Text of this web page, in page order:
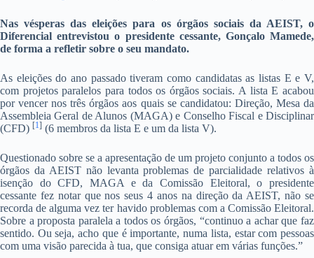
Nas vésperas das eleições para os órgãos sociais da AEIST, o
Diferencial entrevistou o presidente cessante, Gonçalo Mamede,
de forma a refletir sobre o seu mandato.
As eleições do ano passado tiveram como candidatas as listas E e V,
com projetos paralelos para todos os órgãos sociais. A lista E acabou
por vencer nos três órgãos aos quais se candidatou: Direção, Mesa da
Assembleia Geral de Alunos (MAGA) e Conselho Fiscal e Disciplinar
(CFD) [1] (6 membros da lista E e um da lista V).
Questionado sobre se a apresentação de um projeto conjunto a todos os
órgãos da AEIST não levanta problemas de parcialidade relativos à
isenção do CFD, MAGA e da Comissão Eleitoral, o presidente
cessante fez notar que nos seus 4 anos na direção da AEIST, não se
recorda de alguma vez ter havido problemas com a Comissão Eleitoral.
Sobre a proposta paralela a todos os órgãos, “continuo a achar que faz
sentido. Ou seja, acho que é importante, numa lista, estar com pessoas
com uma visão parecida à tua, que consiga atuar em várias funções.”